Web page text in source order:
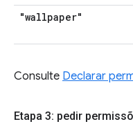
"wallpaper"
Consulte Declarar
Etapa 3: pedir